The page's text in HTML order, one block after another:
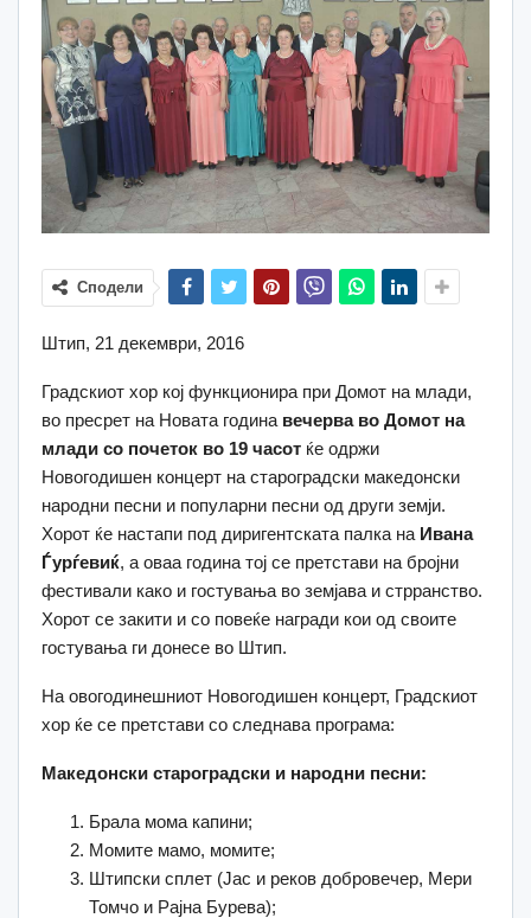
Сподели
Штип, 21 декември, 2016
Градскиот хор кој функционира при Домот на млади,
во пресрет на Новата година вечерва во Домот на
млади со почеток во 19 часот ќе одржи
Новогодишен концерт на староградски македонски
народни песни и популарни песни од други земји.
Хорот ќе настапи под диригентската палка на Ивана
Ѓурѓевиќ, а оваа година тој се претстави на бројни
фестивали како и гостувања во земјава и стрранство.
Хорот се закити и со повеќе награди кои од своите
гостувања ги донесе во Штип.
На овогодинешниот Новогодишен концерт, Градскиот
хор ќе се претстави со следнава програма:
Македонски староградски и народни песни:
Брала мома капини;
Момите мамо, момите;
Штипски сплет (Јас и реков добровечер, Мери
Томчо и Рајна Бурева);